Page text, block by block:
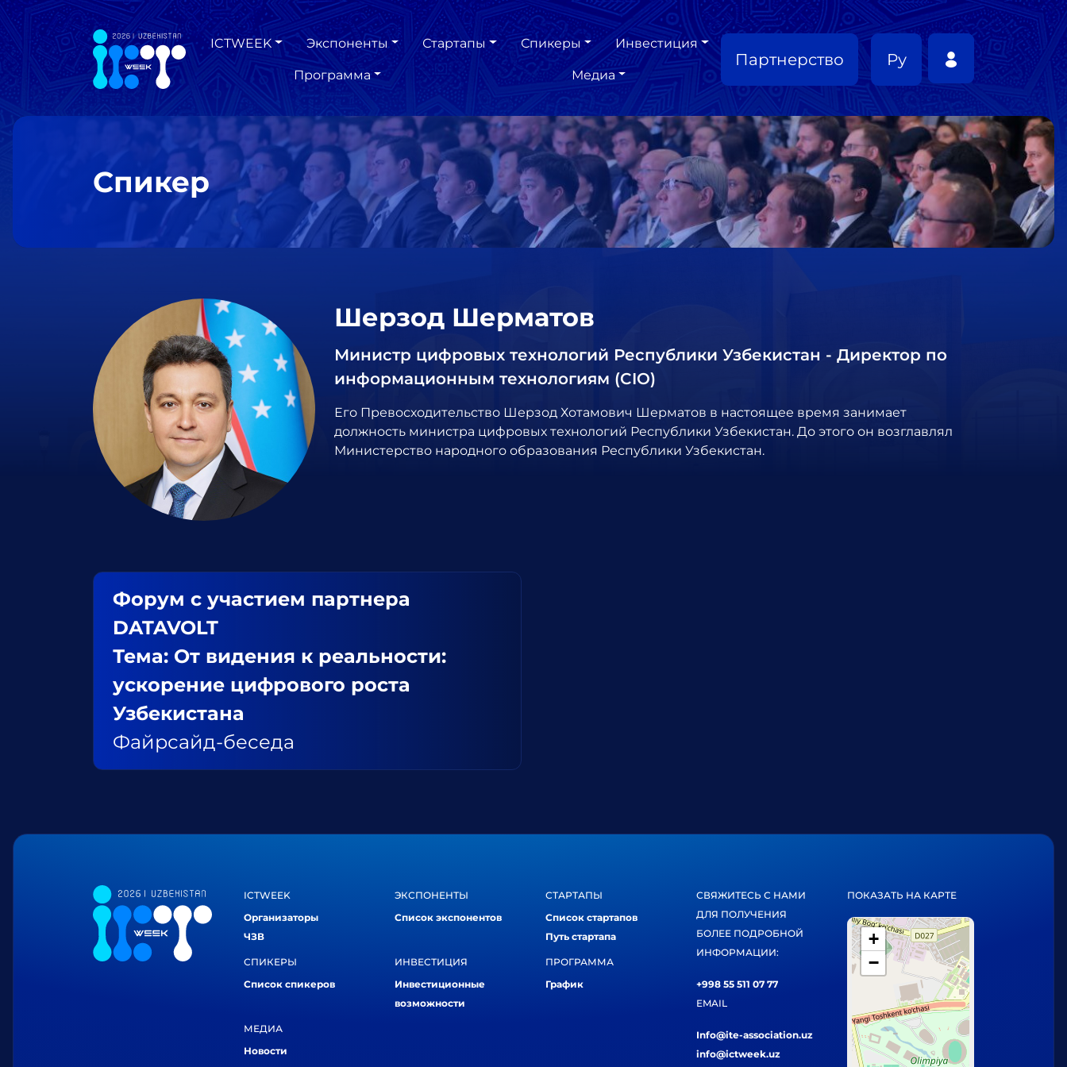
ICTWEEK Экспоненты Стартапы Спикеры Инвестиция
Программа Медиа
Партнерство Ру
Спикер
Шерзод Шерматов
Министр цифровых технологий Республики Узбекистан - Директор по
информационным технологиям (CIO)
Его Превосходительство Шерзод Хотамович Шерматов в настоящее время занимает
должность министра цифровых технологий Республики Узбекистан. До этого он возглавлял
Министерство народного образования Республики Узбекистан.
Форум с участием партнера
DATAVOLT
Тема: От видения к реальности:
ускорение цифрового роста
Узбекистана
Файрсайд-беседа
ICTWEEK
Организаторы
ЧЗВ
ЭКСПОНЕНТЫ
Список экспонентов
СТАРТАПЫ
Список стартапов
Путь стартапа
СПИКЕРЫ
Список спикеров
ИНВЕСТИЦИЯ
Инвестиционные
возможности
ПРОГРАММА
График
МЕДИА
Новости
СВЯЖИТЕСЬ С НАМИ
ДЛЯ ПОЛУЧЕНИЯ
БОЛЕЕ ПОДРОБНОЙ
ИНФОРМАЦИИ:
+998 55 511 07 77
EMAIL
Info@ite-association.uz
info@ictweek.uz
ПОКАЗАТЬ НА КАРТЕ
+
−